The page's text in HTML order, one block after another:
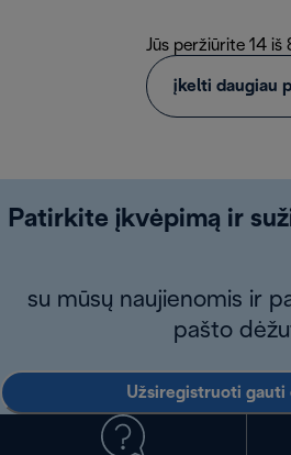
Jūs peržiūrite 14
įkelti daugiau
Patirkite įkvėpimą ir
su mūsų naujienomis ir
pašto
Užsiregistruoti gauti